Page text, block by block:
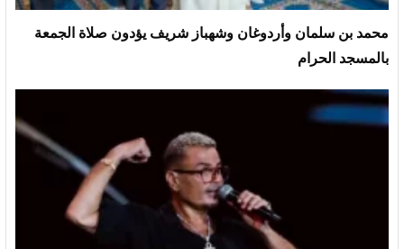
محمد بن سلمان وأردوغان وشهباز شريف يؤدون صلاة الجمعة
بالمسجد الحرام